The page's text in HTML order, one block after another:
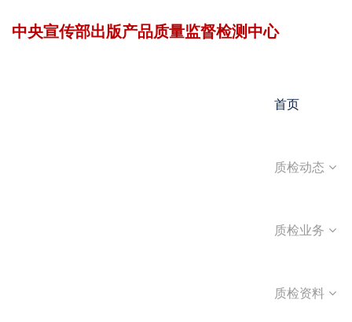
中央宣传部出版产品质量监督检测中心
首页
质检动态
质检业务
质检资料